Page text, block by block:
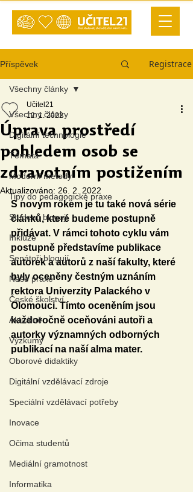
Příspěvek Registrace
Všechny články
Digitální technologie
Témata
Moderní metody
Tipy do pedagogické praxe
Studenti blogují
Inkluze
Senátoři blogují
Naše praxe
České školství
Aktuálně
Výzkumy
Oborové didaktiky
Digitální vzdělávací zdroje
Speciální vzdělávací potřeby
Inovace
Očima studentů
Mediální gramotnost
Informatika
Všechny články
Úprava prostředí
pohledem osob se
zdravotním postižením
Učitel21
12. 1. 2022
Aktualizováno: 26. 2. 2022
S novým rokem je tu také nová série
článků, které budeme postupně
přidávat. V rámci tohoto cyklu vám
postupně představíme publikace
autorek a autorů z naší fakulty, které
byly oceněny čestným uznáním
rektora Univerzity Palackého v
Olomouci. Tímto oceněním jsou
každoročně oceňováni autoři a
autorky významných odborných
publikací na naší alma mater.